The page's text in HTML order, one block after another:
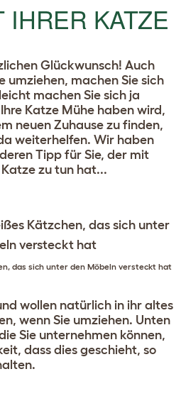
IHRER KATZE
Glückwunsch! Auch
umziehen, machen Sie sich
machen Sie sich ja
Katze Mühe haben wird,
neuen Zuhause zu finden,
weiterhelfen. Wir haben
Tipp für Sie, der mit
zu tun hat...
das sich unter den Möbeln versteckt hat
wollen natürlich in ihr altes
wenn Sie umziehen. Unten
Sie unternehmen können,
dass dies geschieht, so